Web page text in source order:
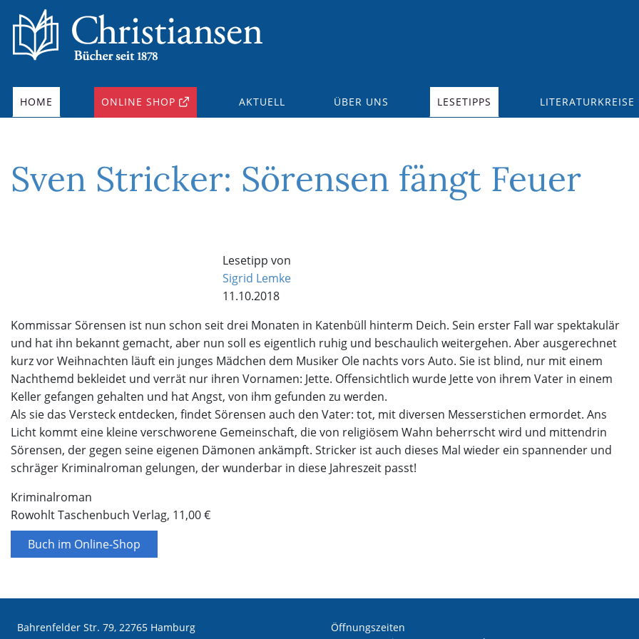
HOME ONLINE SHOP AKTUELL ÜBER UNS LESETIPPS LITERATURKREISE
Sven Stricker: Sörensen fängt Feuer
Lesetipp von
Sigrid Lemke
11.10.2018
Kommissar Sörensen ist nun schon seit drei Monaten in Katenbüll hinterm Deich. Sein erster Fall war spektakulär
und hat ihn bekannt gemacht, aber nun soll es eigentlich ruhig und beschaulich weitergehen. Aber ausgerechnet
kurz vor Weihnachten läuft ein junges Mädchen dem Musiker Ole nachts vors Auto. Sie ist blind, nur mit einem
Nachthemd bekleidet und verrät nur ihren Vornamen: Jette. Offensichtlich wurde Jette von ihrem Vater in einem
Keller gefangen gehalten und hat Angst, von ihm gefunden zu werden.
Als sie das Versteck entdecken, findet Sörensen auch den Vater: tot, mit diversen Messerstichen ermordet. Ans
Licht kommt eine kleine verschworene Gemeinschaft, die von religiösem Wahn beherrscht wird und mittendrin
Sörensen, der gegen seine eigenen Dämonen ankämpft. Stricker ist auch dieses Mal wieder ein spannender und
schräger Kriminalroman gelungen, der wunderbar in diese Jahreszeit passt!
Kriminalroman
Rowohlt Taschenbuch Verlag, 11,00 €
Buch im Online-Shop
Bahrenfelder Str. 79, 22765 Hamburg
Öffnungszeiten